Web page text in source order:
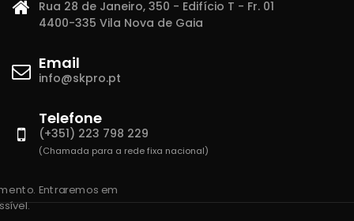
Rua 28 de Janeiro, 350 - Edifício T - Fr. 01
4400-335 Vila Nova de Gaia
Email
info@skpro.pt
Telefone
(+351) 223 798 229
(Chamada para a rede fixa nacional)
Entraremos em